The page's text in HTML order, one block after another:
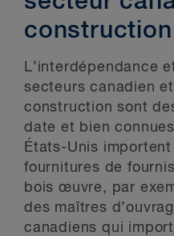
construction
L’interdépendance
secteurs canadien
construction sont
date et bien
États-Unis
fournitures de
bois œuvre, par
des maîtres
canadiens qui